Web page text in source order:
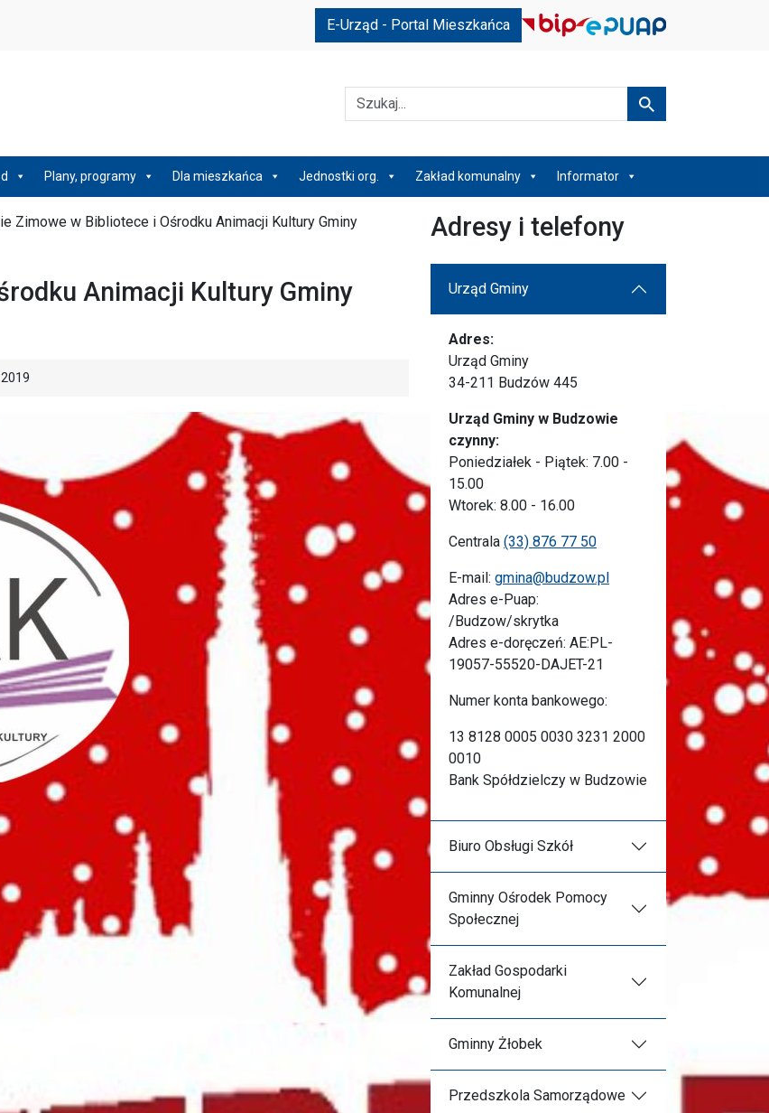
E-Urząd - Portal Mieszkańca
Szukaj Szukaj
Plany, programy Dla mieszkańca Jednostki org. Zakład komunalny Informator
Zimowe w Bibliotece i Ośrodku Animacji Kultury Gminy
Animacji Kultury Gminy
Adresy i telefony
Urząd Gminy
Adres:
Urząd Gminy
34-211 Budzów 445
Urząd Gminy w Budzowie
czynny:
Poniedziałek - Piątek: 7.00 -
15.00
Wtorek: 8.00 - 16.00
Centrala (33) 876 77 50
E-mail: gmina@budzow.pl
Adres e-Puap:
/Budzow/skrytka
Adres e-doręczeń: AE:PL-
19057-55520-DAJET-21
Numer konta bankowego:
13 8128 0005 0030 3231 2000
0010
Bank Spółdzielczy w Budzowie
Biuro Obsługi Szkół
Gminny Ośrodek Pomocy
Społecznej
Zakład Gospodarki
Komunalnej
Gminny Żłobek
Przedszkola Samorządowe